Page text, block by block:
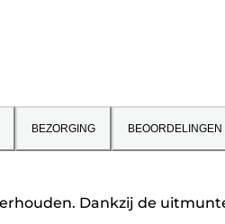
BEZORGING BEOORDELINGEN
Dankzij de